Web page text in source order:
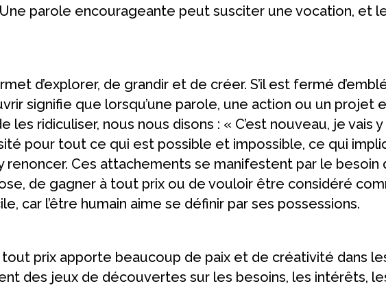
parole encourageante peut susciter une vocation, et le
d’explorer, de grandir et de créer. S’il est fermé
signifie que lorsqu’une parole, une action ou un projet
ridiculiser, nous nous disons : « C’est nouveau, je vais
pour tout ce qui est possible et impossible, ce qui
Ces attachements se manifestent par le besoin
de gagner à tout prix ou de vouloir être considéré
car l’être humain aime se définir par ses possessions.
prix apporte beaucoup de paix et de créativité dans
des jeux de découvertes sur les besoins, les intérêts,